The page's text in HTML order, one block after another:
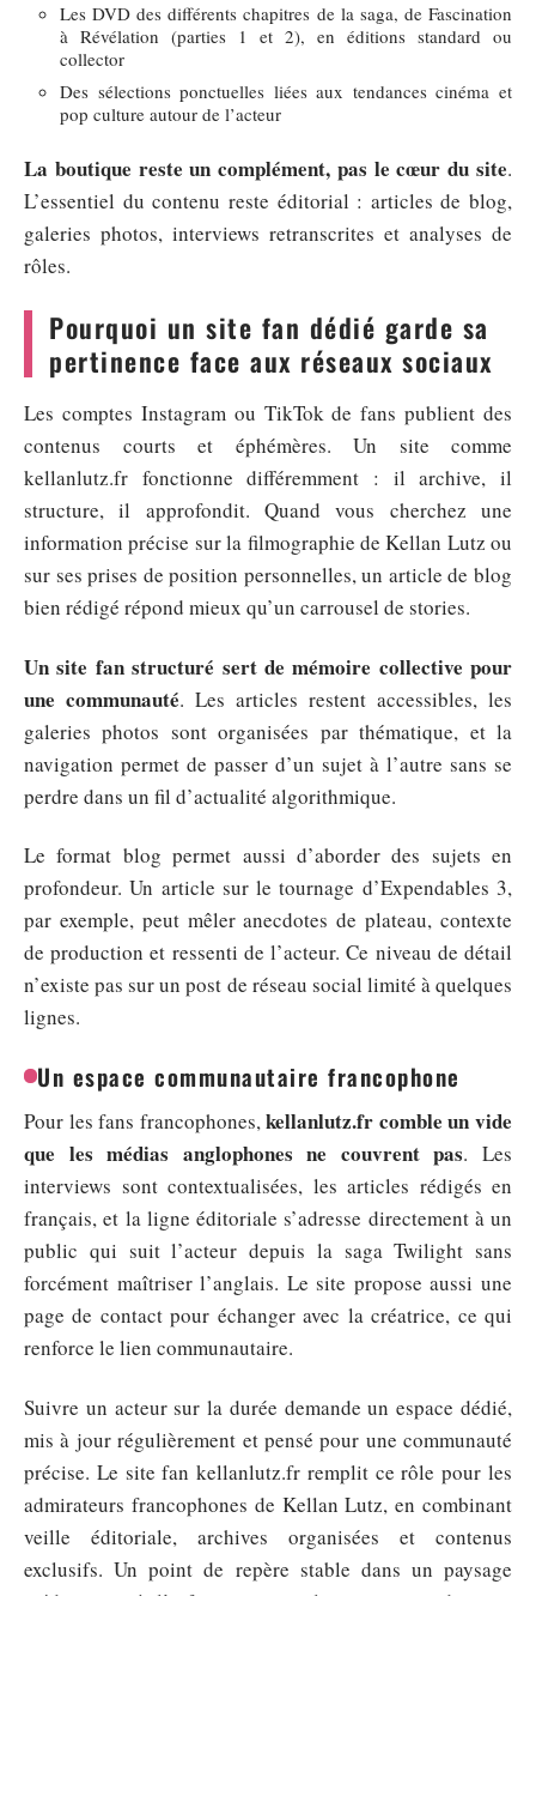
Les DVD des différents chapitres de la saga, de Fascination
à Révélation (parties 1 et 2), en éditions standard ou
collector
Des sélections ponctuelles liées aux tendances cinéma et
pop culture autour de l’acteur
La boutique reste un complément, pas le cœur du site.
L’essentiel du contenu reste éditorial : articles de blog,
galeries photos, interviews retranscrites et analyses de
rôles.
Pourquoi un site fan dédié garde sa
pertinence face aux réseaux sociaux
Les comptes Instagram ou TikTok de fans publient des
contenus courts et éphémères. Un site comme
kellanlutz.fr fonctionne différemment : il archive, il
structure, il approfondit. Quand vous cherchez une
information précise sur la filmographie de Kellan Lutz ou
sur ses prises de position personnelles, un article de blog
bien rédigé répond mieux qu’un carrousel de stories.
Un site fan structuré sert de mémoire collective pour
une communauté. Les articles restent accessibles, les
galeries photos sont organisées par thématique, et la
navigation permet de passer d’un sujet à l’autre sans se
perdre dans un fil d’actualité algorithmique.
Le format blog permet aussi d’aborder des sujets en
profondeur. Un article sur le tournage d’Expendables 3,
par exemple, peut mêler anecdotes de plateau, contexte
de production et ressenti de l’acteur. Ce niveau de détail
n’existe pas sur un post de réseau social limité à quelques
lignes.
Un espace communautaire francophone
Pour les fans francophones,kellanlutz.fr comble un vide
que les médias anglophones ne couvrent pas. Les
interviews sont contextualisées, les articles rédigés en
français, et la ligne éditoriale s’adresse directement à un
public qui suit l’acteur depuis la saga Twilight sans
forcément maîtriser l’anglais. Le site propose aussi une
page de contact pour échanger avec la créatrice, ce qui
renforce le lien communautaire.
Suivre un acteur sur la durée demande un espace dédié,
mis à jour régulièrement et pensé pour une communauté
précise. Le site fan kellanlutz.fr remplit ce rôle pour les
admirateurs francophones de Kellan Lutz, en combinant
veille éditoriale, archives organisées et contenus
exclusifs. Un point de repère stable dans un paysage
médiatique où l’information sur les acteurs se disperse